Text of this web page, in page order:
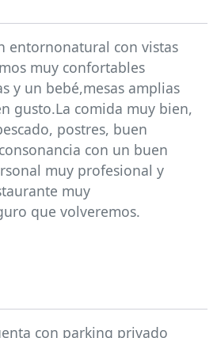
entornonatural con vistas
muy confortables
y un bebé,mesas amplias
gusto.La comida muy bien,
postres, buen
con un buen
muy profesional y
muy
que volveremos.
con parking privado